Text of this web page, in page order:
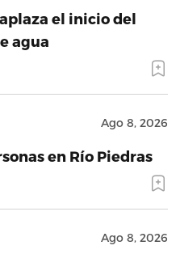
el inicio del
agua
Ago 8, 2026
en Río Piedras
Ago 8, 2026